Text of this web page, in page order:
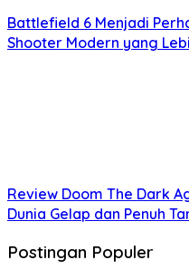
Battlefield 6 Menjadi
Shooter Modern yang
Review Doom The Dark
Dunia Gelap dan Penuh
Postingan Populer